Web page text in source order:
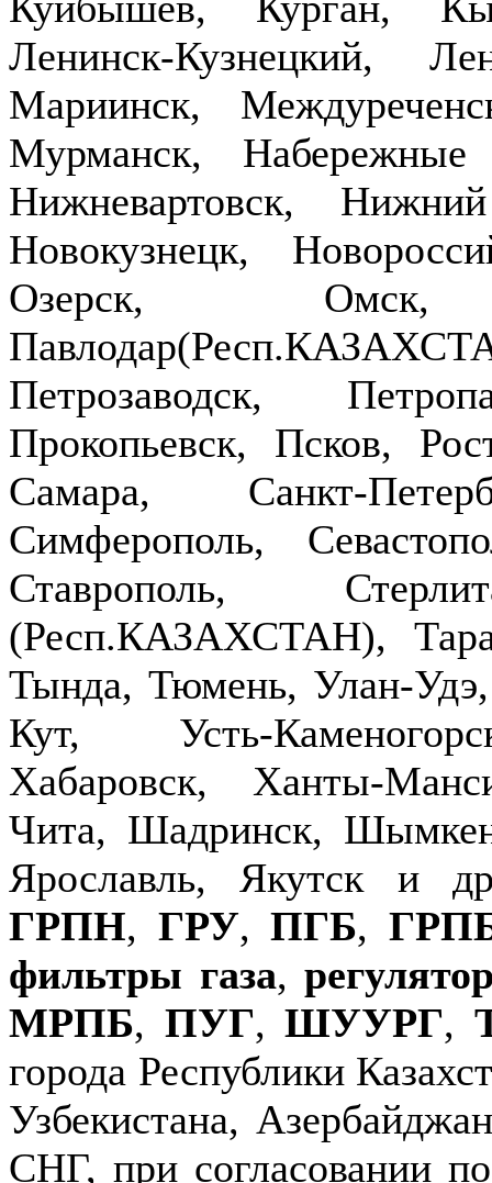
Ленинск-Кузнецкий,
Мариинск,
Мурманск,
Нижневартовск,
Новокузнецк,
Озерск,
Петрозаводск,
Прокопьевск, Псков,
Самара, Санкт-
Симферополь,
Ставрополь,
(Респ.КАЗАХСТАН),
Тында, Тюмень, Улан-
Кут, Усть-
Хабаровск, Ханты-
Чита, Шадринск,
Ярославль, Якутск и
ГРПН, ГРУ,ПГБ,
фильтры газа,
МРПБ, ПУГ,ШУУРГ,
города Республики
Узбекистана,
СНГ, при согласовании